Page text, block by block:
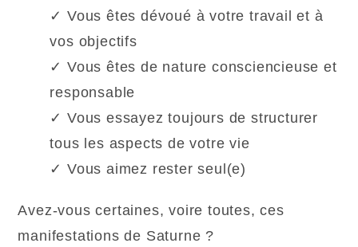
✓ Vous êtes dévoué à votre travail et à
vos objectifs
✓ Vous êtes de nature consciencieuse et
responsable
✓ Vous essayez toujours de structurer
tous les aspects de votre vie
✓ Vous aimez rester seul(e)
Avez-vous certaines, voire toutes, ces
manifestations de Saturne ?